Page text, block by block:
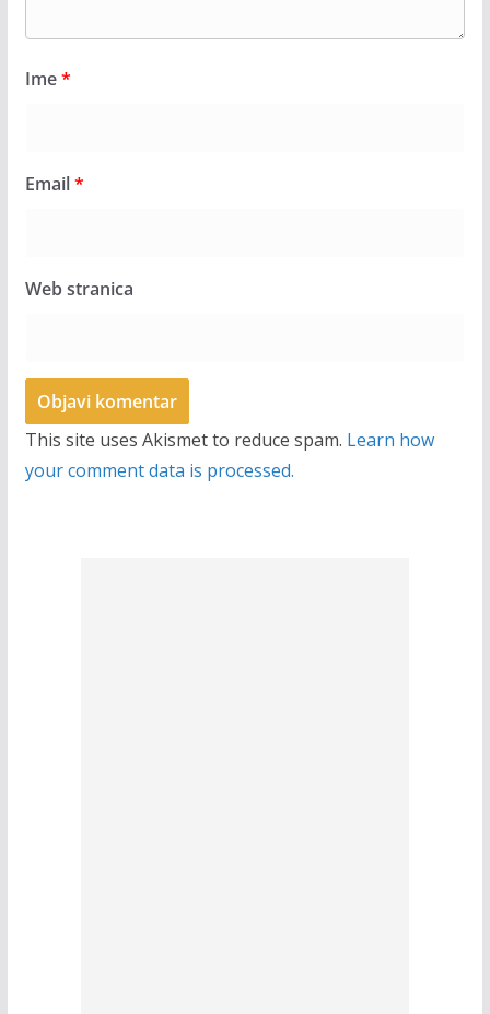
Ime*
Email*
Web stranica
This site uses Akismet to reduce spam. Learn how
your comment data is processed.